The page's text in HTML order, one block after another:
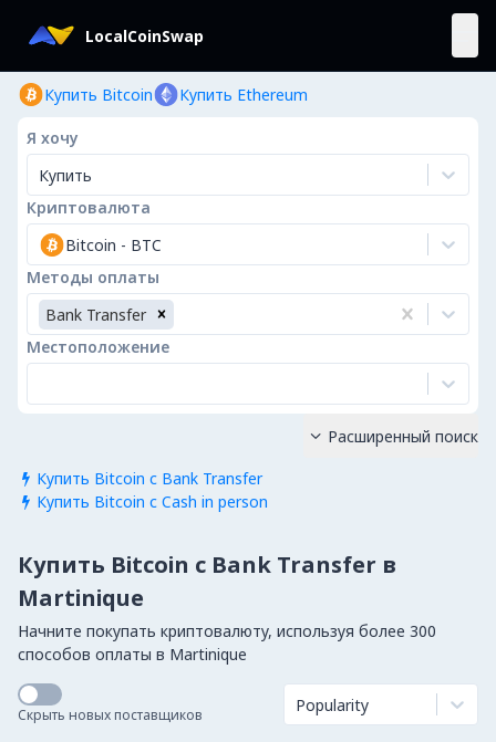
LocalCoinSwap
Купить Bitcoin Купить Ethereum
Я хочу
Купить
Криптовалюта
Bitcoin - BTC
Методы оплаты
Bank Transfer
Местоположение
 Купить Bitcoin с Bank Transfer
 Купить Bitcoin с Cash in person
 Расширенный поиск
Купить Bitcoin с Bank Transfer в
Martinique
Начните покупать криптовалюту, используя более 300
способов оплаты в Martinique
Скрыть новых поставщиков Popularity